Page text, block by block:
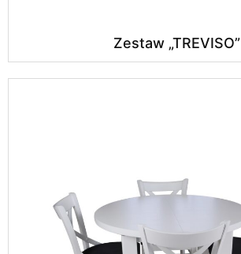
Zestaw „TREVISO”